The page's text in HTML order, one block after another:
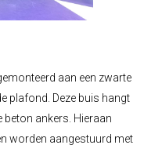
aan een zwarte
plafond. Deze buis hangt
beton ankers. Hieraan
worden aangestuurd met